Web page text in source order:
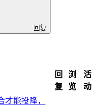
回复
回
复
浏
览
活
动
能投降，